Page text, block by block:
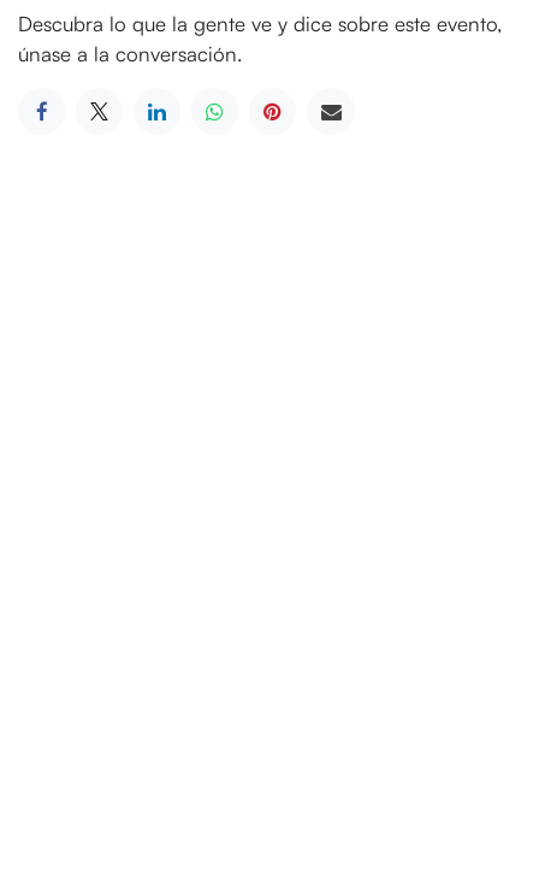
Descubra lo que la gente ve y dice sobre este evento,
únase a la conversación.